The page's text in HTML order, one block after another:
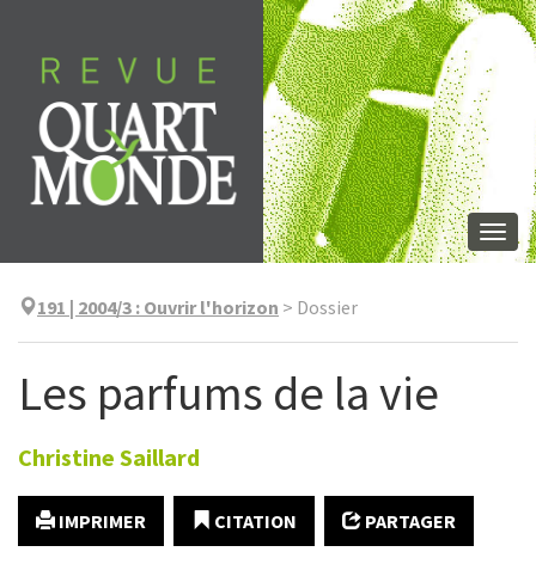
contenu
191 | 2004/3 : Ouvrir l'horizon > Dossier
Les parfums de la vie
Christine Saillard
IMPRIMER CITATION PARTAGER